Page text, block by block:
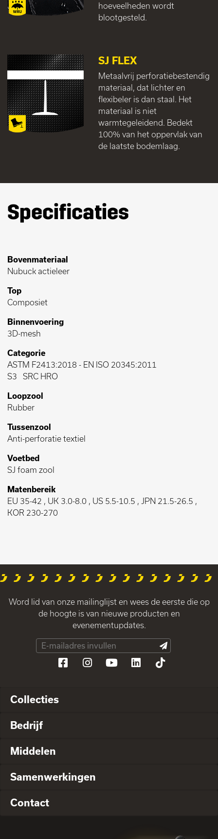
hoeveelheden wordt
blootgesteld.
SJ FLEX
Metaalvrij perforatiebestendig
materiaal, dat lichter en
flexibeler is dan staal. Het
materiaal is niet
warmtegeleidend. Bedekt
100% van het oppervlak van
de laatste bodemlaag.
Specificaties
Bovenmateriaal
Nubuck actieleer
Top
Composiet
Binnenvoering
3D-mesh
Categorie
ASTM F2413:2018 - EN ISO 20345:2011
S3
SRC HRO
Loopzool
Rubber
Tussenzool
Anti-perforatie textiel
Voetbed
SJ foam zool
Matenbereik
EU 35-42 , UK 3.0-8.0 , US 5.5-10.5 , JPN 21.5-26.5 ,
KOR 230-270
Word lid van onze mailinglijst en wees de eerste die op
de hoogte is van nieuwe producten en
evenementupdates.
Collecties
Bedrijf
Middelen
Samenwerkingen
Contact